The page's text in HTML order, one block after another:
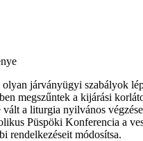
járványügyi szabályok
megszűntek a kijárási
vált a liturgia nyilvános
Püspöki Konferencia a
rendelkezéseit módosítsa.